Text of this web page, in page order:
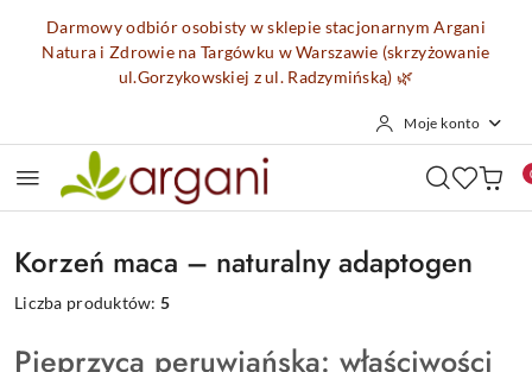
Przejdź do treści głównej
Przejdź do wyszukiwarki
Przejdź do moje konto
Przejdź do menu głównego
Przejdź do stopki
Darmowy odbiór osobisty w sklepie stacjonarnym Argani
Natura i Zdrowie na Targówku w Warszawie (skrzyżowanie
ul.Gorzykowskiej z ul. Radzymińską) 🌿
Moje konto
Korzeń maca – naturalny adaptogen
Liczba produktów:5
Pieprzyca peruwiańska: właściwości